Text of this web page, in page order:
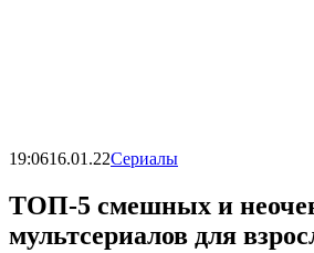
19:0616.01.22Сериалы
ТОП-5 смешных и
мультсериалов для